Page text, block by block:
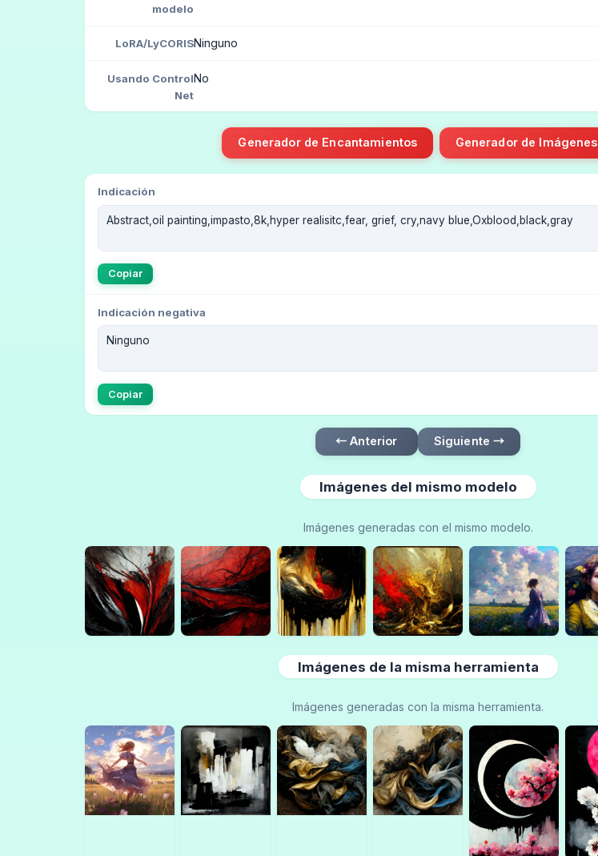
modelo
LoRA/LyCORISNinguno
Usando Control
Net
No
Generador de Encantamientos Generador de Imágenes
Indicación
Copiar
Indicación negativa
Copiar
← Anterior Siguiente →
Imágenes del mismo modelo
Imágenes generadas con el mismo modelo.
Imágenes de la misma herramienta
Imágenes generadas con la misma herramienta.